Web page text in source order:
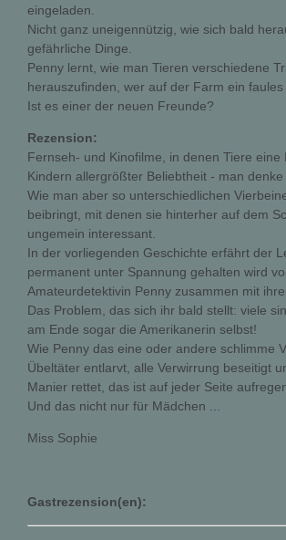
eingeladen.
Nicht ganz uneigennützig, wie sich bald
gefährliche Dinge.
Penny lernt, wie man Tieren verschiedene
herauszufinden, wer auf der Farm ein faules
Ist es einer der neuen Freunde?
Rezension:
Fernseh- und Kinofilme, in denen Tiere
Kindern allergrößter Beliebtheit - man
Wie man aber so unterschiedlichen
beibringt, mit denen sie hinterher auf dem
ungemein interessant.
In der vorliegenden Geschichte erfährt der
permanent unter Spannung gehalten wird
Amateurdetektivin Penny zusammen mit
Das Problem, das sich ihr bald stellt: viele
am Ende sogar die Amerikanerin selbst!
Wie Penny das eine oder andere schlimme
Übeltäter entlarvt, alle Verwirrung beseitigt
Manier rettet, das ist auf jeder Seite
Und das nicht nur für Mädchen ...
Miss Sophie
Gastrezension(en):